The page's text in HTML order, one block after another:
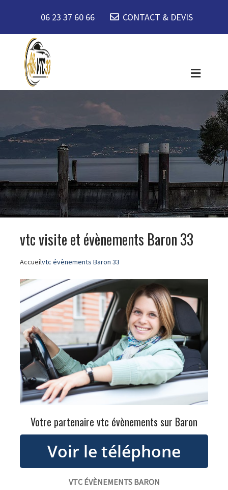
06 23 37 60 66 CONTACT & DEVIS
vtc visite et évènements Baron 33
Accueilvtc évènements Baron 33
Votre partenaire vtc évènements sur Baron
VTC ÉVÈNEMENTS BARON